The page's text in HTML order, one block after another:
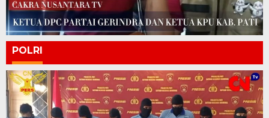
POLRI